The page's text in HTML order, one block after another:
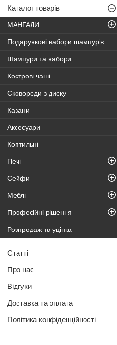
Каталог товарів
МАНГАЛИ
Подарункові набори шампурів
Шампури та набори
Кострові чаші
Сковороди з диску
Казани
Аксесуари
Коптильні
Печі
Сейфи
Меблі
Професійні рішення
Розпродаж та уцінка
Статті
Про нас
Відгуки
Доставка та оплата
Політика конфіденційності